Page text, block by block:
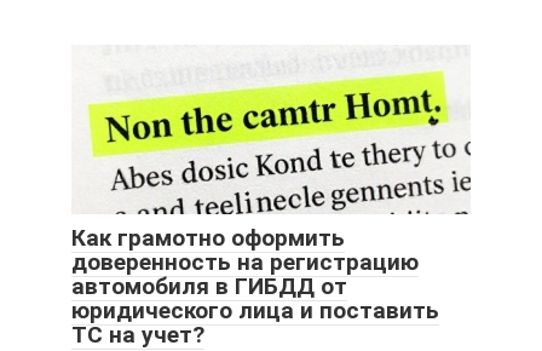
Как грамотно оформить
доверенность на регистрацию
автомобиля в ГИБДД от
юридического лица и поставить
ТС на учет?